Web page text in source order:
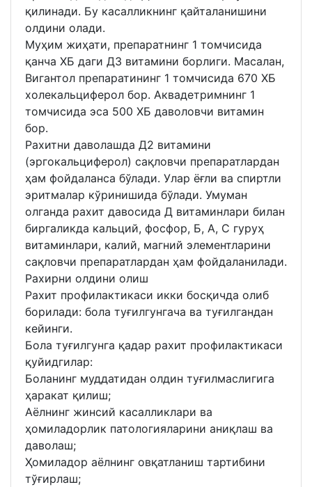
қилинади. Бу касалликнинг қайталанишини
олдини олади.
Муҳим жиҳати, препаратнинг 1 томчисида
қанча ХБ даги Д3 витамини борлиги. Масалан,
Вигантол препаратининг 1 томчисида 670 ХБ
холекальциферол бор. Аквадетримнинг 1
томчисида эса 500 ХБ даволовчи витамин
бор.
Рахитни даволашда Д2 витамини
(эргокальциферол) сақловчи препаратлардан
ҳам фойдаланса бўлади. Улар ёғли ва спиртли
эритмалар кўринишида бўлади. Умуман
олганда рахит давосида Д витаминлари билан
биргаликда кальций, фосфор, Б, А, C гуруҳ
витаминлари, калий, магний элементларини
сақловчи препаратлардан ҳам фойдаланилади.
Рахирни олдини олиш
Рахит профилактикаси икки босқичда олиб
борилади: бола туғилгунгача ва туғилгандан
кейинги.
Бола туғилгунга қадар рахит профилактикаси
қуйидгилар:
Боланинг муддатидан олдин туғилмаслигига
ҳаракат қилиш;
Аёлнинг жинсий касалликлари ва
ҳомиладорлик патологияларини аниқлаш ва
даволаш;
Ҳомиладор аёлнинг овқатланиш тартибини
тўғирлаш;